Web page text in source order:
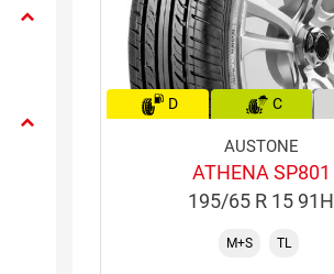
D C
AUSTONE
ATHENA SP801
195/65 R 15 91H
M+S TL